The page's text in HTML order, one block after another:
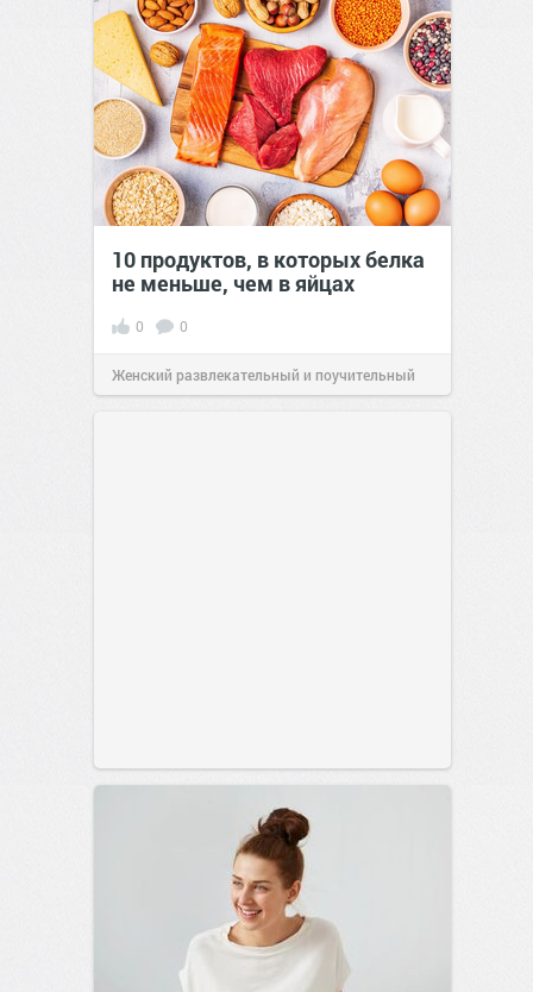
10 продуктов, в которых белка
не меньше, чем в яйцах
0 0
Женский развлекательный и поучительный